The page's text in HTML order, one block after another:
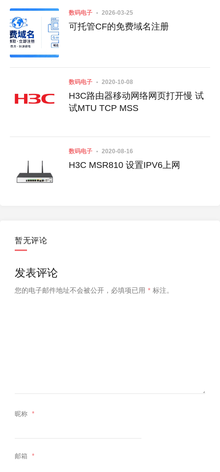
数码电子 2026-03-25
可托管CF的免费域名注册
数码电子 2020-10-08
H3C路由器移动网络网页打开慢 试
试MTU TCP MSS
数码电子 2020-08-16
H3C MSR810 设置IPV6上网
暂无评论
发表评论
您的电子邮件地址不会被公开， 必填项已用 * 标注。
昵称 *
邮箱 *